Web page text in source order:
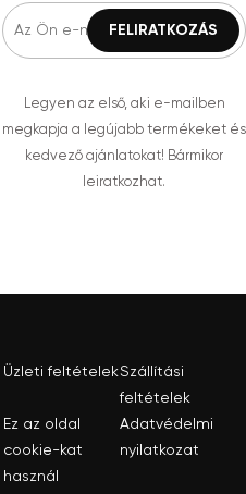
Legyen az első, aki e-mailben
megkapja a legújabb termékeket és
kedvező ajánlatokat! Bármikor
leiratkozhat.
Üzleti feltételekSzállítási
feltételek
Ez az oldal
cookie-kat
használ
Adatvédelmi
nyilatkozat